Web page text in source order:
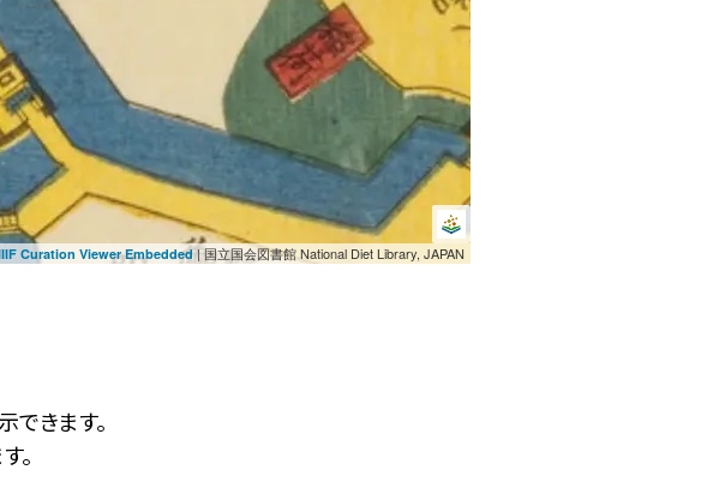
Curation Viewer Embedded| 国立国会図書館 National Diet Library, JAPAN
できます。
。